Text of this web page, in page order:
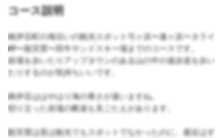
コース説明
南伊豆町の海沿いの観光スポット弓ヶ浜〜逢ヶ浜〜タライ
岬〜龍宮窟〜田牛サンドスキー場までのコースです。
岩場を歩いたりアップタウンのある山の中の遊歩道を歩い
たりするのが気持ちいいです。
南伊豆ははやはり海の青さが違いますね。
切り立った岩場の断崖も見ごたえがあります。
龍宮窟は昔は観光でもスポットでなかったのに、最近はす